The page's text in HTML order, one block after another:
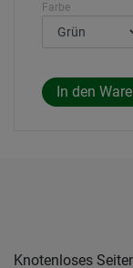
Farbe
Knotenloses